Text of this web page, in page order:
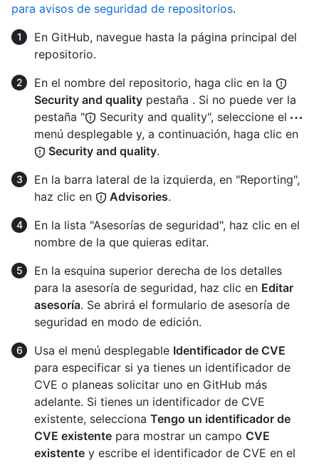
para avisos de seguridad de repositorios.
En GitHub, navegue hasta la página principal del
repositorio.
En el nombre del repositorio, haga clic en la
Security and quality pestaña . Si no puede ver la
pestaña "
Security and quality", seleccione el
menú desplegable y, a continuación, haga clic en
Security and quality.
En la barra lateral de la izquierda, en "Reporting",
haz clic en
Advisories.
En la lista "Asesorías de seguridad", haz clic en el
nombre de la que quieras editar.
En la esquina superior derecha de los detalles
para la asesoría de seguridad, haz clic en Editar
asesoría. Se abrirá el formulario de asesoría de
seguridad en modo de edición.
Usa el menú desplegable Identificador de CVE
para especificar si ya tienes un identificador de
CVE o planeas solicitar uno en GitHub más
adelante. Si tienes un identificador de CVE
existente, selecciona Tengo un identificador de
CVE existente para mostrar un campo CVE
existente y escribe el identificador de CVE en el